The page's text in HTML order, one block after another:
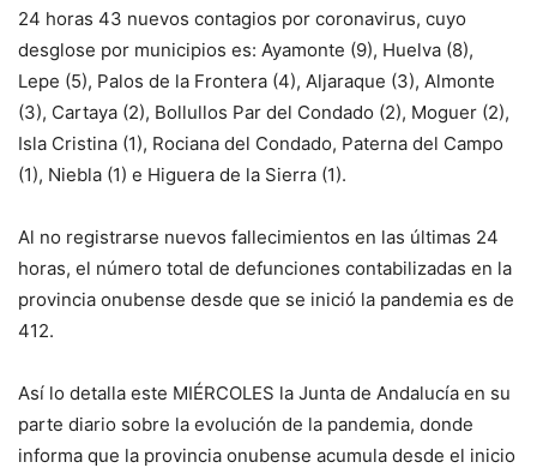
24 horas 43 nuevos contagios por coronavirus, cuyo
desglose por municipios es: Ayamonte (9), Huelva (8),
Lepe (5), Palos de la Frontera (4), Aljaraque (3), Almonte
(3), Cartaya (2), Bollullos Par del Condado (2), Moguer (2),
Isla Cristina (1), Rociana del Condado, Paterna del Campo
(1), Niebla (1) e Higuera de la Sierra (1).
Al no registrarse nuevos fallecimientos en las últimas 24
horas, el número total de defunciones contabilizadas en la
provincia onubense desde que se inició la pandemia es de
412.
Así lo detalla este MIÉRCOLES la Junta de Andalucía en su
parte diario sobre la evolución de la pandemia, donde
informa que la provincia onubense acumula desde el inicio